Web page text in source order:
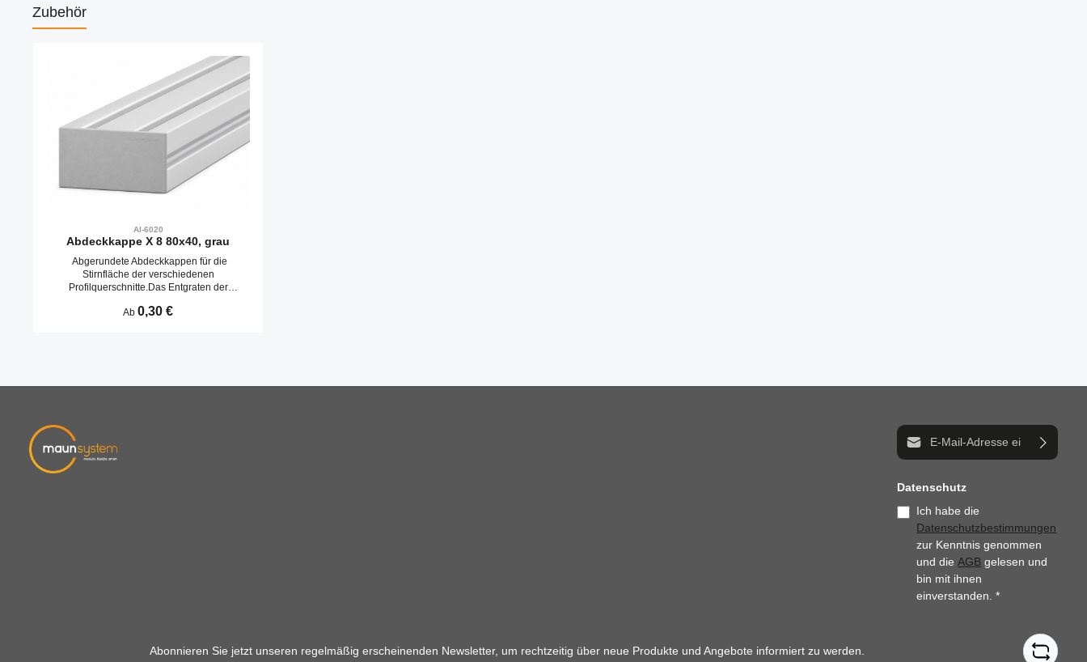
Zubehör
AI-6020
Abdeckkappe X 8 80x40, grau
Abgerundete Abdeckkappen für die
Stirnfläche der verschiedenen
Profilquerschnitte.Das Entgraten der
durch Aufschlagen in die Kernbohrungen
Regulärer Preis:
Ab 0,30 €
Abonnieren Sie jetzt unseren regelmäßig erscheinenden Newsletter, um rechtzeitig über neue Produkte und Angebote informiert zu werden.
E-Mail-Adresse*
Datenschutz
Ich habe die
Datenschutzbestimmungen
zur Kenntnis genommen
und dieAGB gelesen und
bin mit ihnen
einverstanden.*